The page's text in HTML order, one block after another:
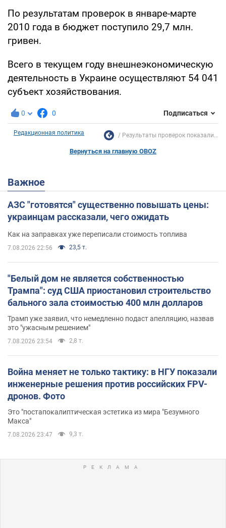
По результатам проверок в январе-марте
2010 года в бюджет поступило 29,7 млн.
гривен.
Всего в текущем году внешнеэкономическую
деятельность в Украине осуществляют 54 041
субъект хозяйствования.
0 0 Подписаться
Редакционная политика Результаты проверок показали...
Вернуться на главную OBOZ
Важное
АЗС "готовятся" существенно повышать цены:
украинцам рассказали, чего ожидать
Как на заправках уже переписали стоимость топлива
7.08.2026 22:56 23,5 т.
"Белый дом не является собственностью
Трампа": суд США приостановил строительство
бального зала стоимостью 400 млн долларов
Трамп уже заявил, что немедленно подаст апелляцию, назвав
это "ужасным решением"
7.08.2026 23:54 2,8 т.
Война меняет не только тактику: в НГУ показали
инженерные решения против российских FPV-
дронов. Фото
Это "постапокалиптическая эстетика из мира "Безумного
Макса"
7.08.2026 23:47 9,3 т.